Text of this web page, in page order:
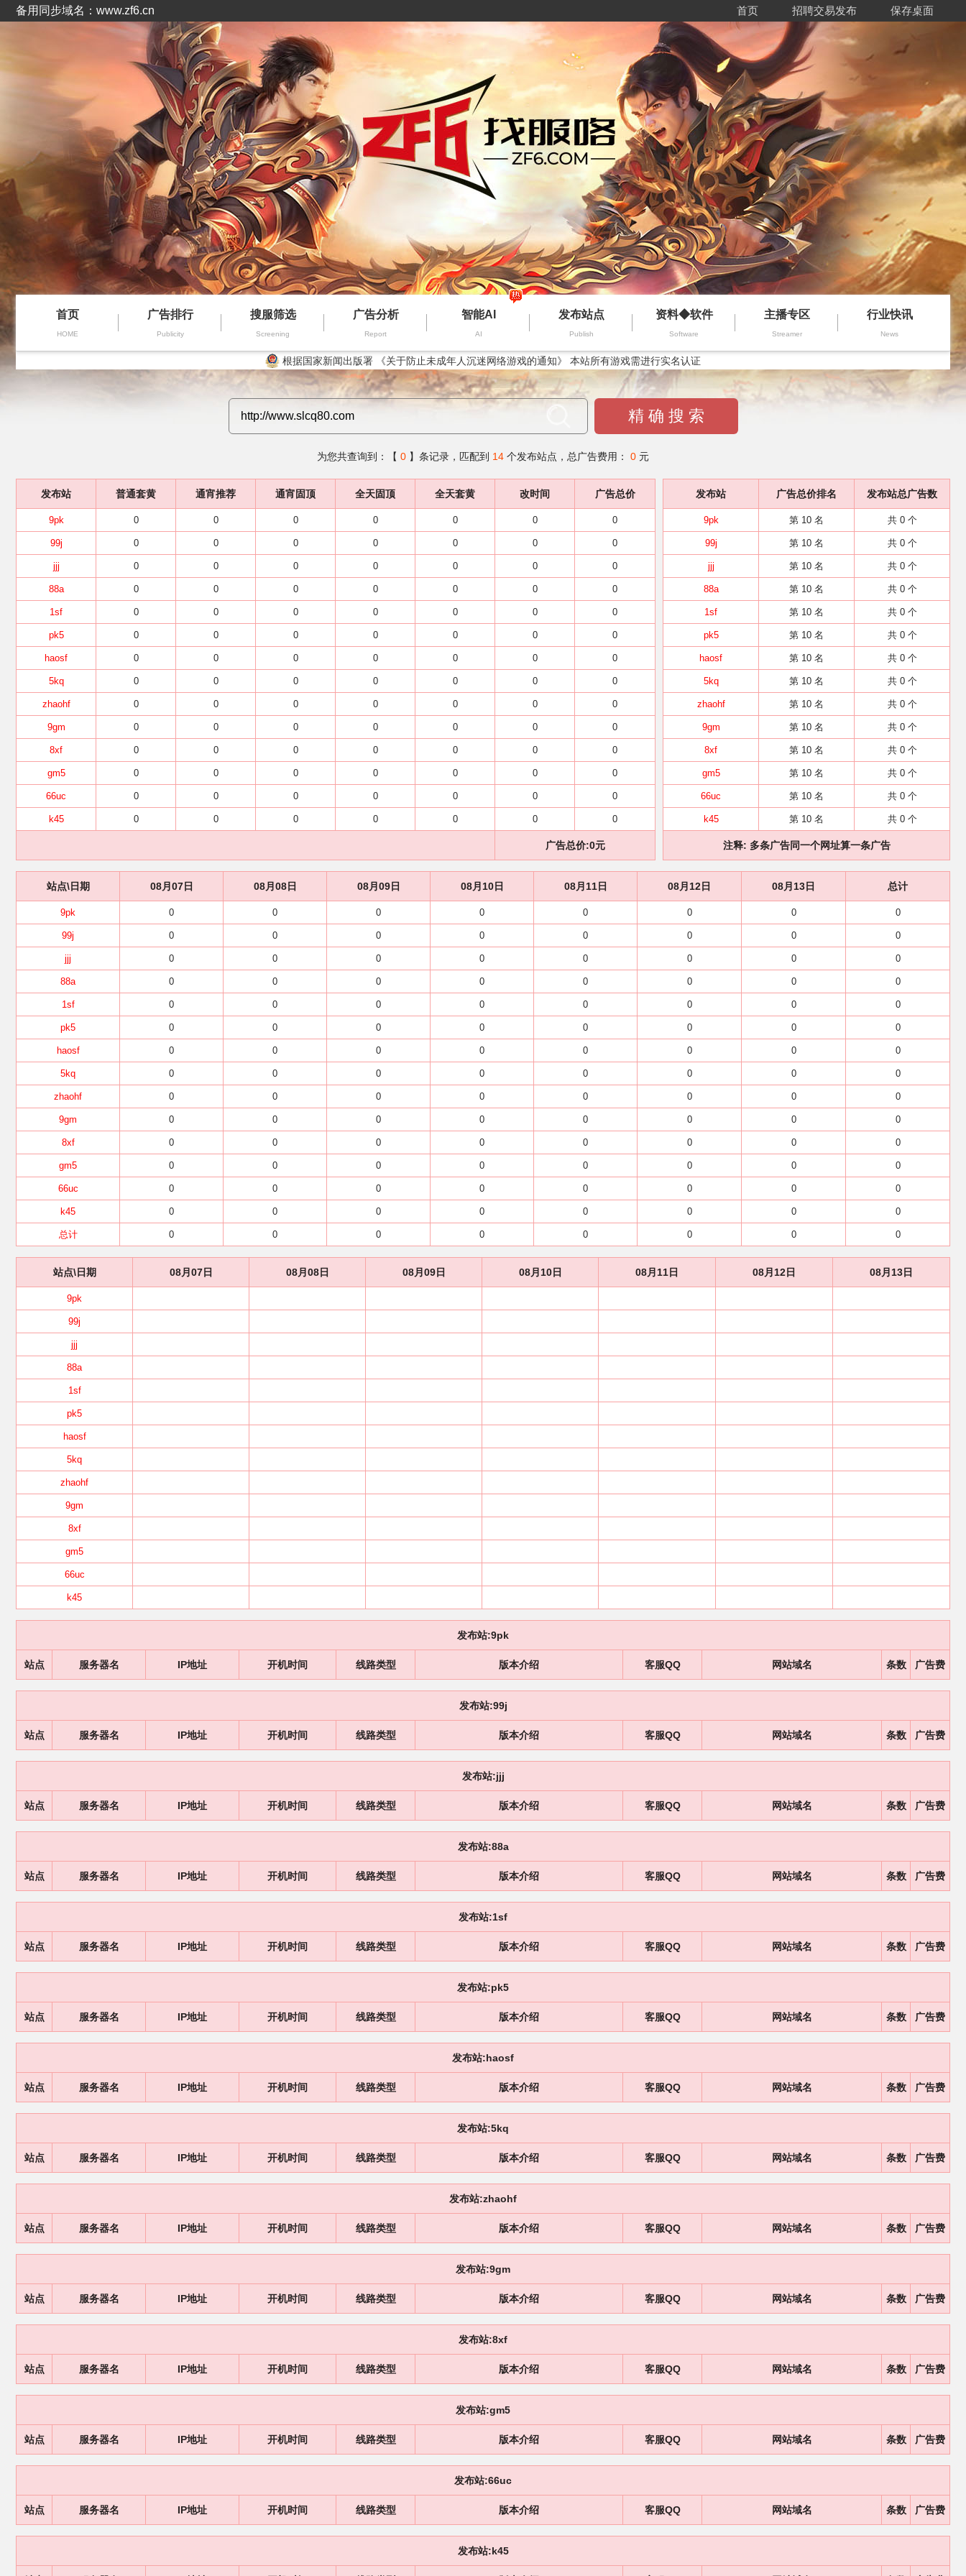
备用同步域名：www.zf6.cn 首页 招聘交易发布 保存桌面
首页
HOME
广告排行
Publicity
搜服筛选
Screening
广告分析
Report
智能AI
AI
发布站点
Publish
资料◆软件
Software
主播专区
Streamer
行业快讯
News
根据国家新闻出版署 《关于防止未成年人沉迷网络游戏的通知》 本站所有游戏需进行实名认证
精 确 搜 索
为您共查询到：【 0 】条记录，匹配到 14 个发布站点，总广告费用： 0 元
发布站 普通套黄 通宵推荐 通宵固顶 全天固顶 全天套黄 改时间 广告总价
9pk 0 0 0 0 0 0 0
99j 0 0 0 0 0 0 0
jjj 0 0 0 0 0 0 0
88a 0 0 0 0 0 0 0
1sf 0 0 0 0 0 0 0
pk5 0 0 0 0 0 0 0
haosf 0 0 0 0 0 0 0
5kq 0 0 0 0 0 0 0
zhaohf 0 0 0 0 0 0 0
9gm 0 0 0 0 0 0 0
8xf 0 0 0 0 0 0 0
gm5 0 0 0 0 0 0 0
66uc 0 0 0 0 0 0 0
k45 0 0 0 0 0 0 0
广告总价:0元
发布站 广告总价排名 发布站总广告数
9pk 第 10 名 共 0 个
99j 第 10 名 共 0 个
jjj 第 10 名 共 0 个
88a 第 10 名 共 0 个
1sf 第 10 名 共 0 个
pk5 第 10 名 共 0 个
haosf 第 10 名 共 0 个
5kq 第 10 名 共 0 个
zhaohf 第 10 名 共 0 个
9gm 第 10 名 共 0 个
8xf 第 10 名 共 0 个
gm5 第 10 名 共 0 个
66uc 第 10 名 共 0 个
k45 第 10 名 共 0 个
注释: 多条广告同一个网址算一条广告
站点\日期 08月07日 08月08日 08月09日 08月10日 08月11日 08月12日 08月13日 总计
9pk 0 0 0 0 0 0 0 0
99j 0 0 0 0 0 0 0 0
jjj 0 0 0 0 0 0 0 0
88a 0 0 0 0 0 0 0 0
1sf 0 0 0 0 0 0 0 0
pk5 0 0 0 0 0 0 0 0
haosf 0 0 0 0 0 0 0 0
5kq 0 0 0 0 0 0 0 0
zhaohf 0 0 0 0 0 0 0 0
9gm 0 0 0 0 0 0 0 0
8xf 0 0 0 0 0 0 0 0
gm5 0 0 0 0 0 0 0 0
66uc 0 0 0 0 0 0 0 0
k45 0 0 0 0 0 0 0 0
总计 0 0 0 0 0 0 0 0
站点\日期 08月07日 08月08日 08月09日 08月10日 08月11日 08月12日 08月13日
9pk
99j
jjj
88a
1sf
pk5
haosf
5kq
zhaohf
9gm
8xf
gm5
66uc
k45
发布站:9pk
站点 服务器名 IP地址 开机时间 线路类型 版本介绍 客服QQ 网站域名 条数 广告费
发布站:99j
站点 服务器名 IP地址 开机时间 线路类型 版本介绍 客服QQ 网站域名 条数 广告费
发布站:jjj
站点 服务器名 IP地址 开机时间 线路类型 版本介绍 客服QQ 网站域名 条数 广告费
发布站:88a
站点 服务器名 IP地址 开机时间 线路类型 版本介绍 客服QQ 网站域名 条数 广告费
发布站:1sf
站点 服务器名 IP地址 开机时间 线路类型 版本介绍 客服QQ 网站域名 条数 广告费
发布站:pk5
站点 服务器名 IP地址 开机时间 线路类型 版本介绍 客服QQ 网站域名 条数 广告费
发布站:haosf
站点 服务器名 IP地址 开机时间 线路类型 版本介绍 客服QQ 网站域名 条数 广告费
发布站:5kq
站点 服务器名 IP地址 开机时间 线路类型 版本介绍 客服QQ 网站域名 条数 广告费
发布站:zhaohf
站点 服务器名 IP地址 开机时间 线路类型 版本介绍 客服QQ 网站域名 条数 广告费
发布站:9gm
站点 服务器名 IP地址 开机时间 线路类型 版本介绍 客服QQ 网站域名 条数 广告费
发布站:8xf
站点 服务器名 IP地址 开机时间 线路类型 版本介绍 客服QQ 网站域名 条数 广告费
发布站:gm5
站点 服务器名 IP地址 开机时间 线路类型 版本介绍 客服QQ 网站域名 条数 广告费
发布站:66uc
站点 服务器名 IP地址 开机时间 线路类型 版本介绍 客服QQ 网站域名 条数 广告费
发布站:k45